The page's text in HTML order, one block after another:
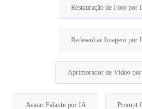
Restauração de Foto por
Redesenhar Imagem por
Aprimorador de Vídeo
Avatar Falante por IA Prompt